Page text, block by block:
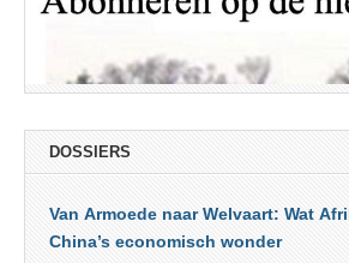
DOSSIERS
Van Armoede naar Welvaart: Wat
China’s economisch wonder